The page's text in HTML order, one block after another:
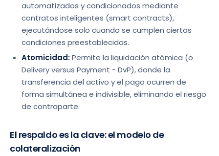
automatizados y condicionados mediante
contratos inteligentes (smart contracts),
ejecutándose solo cuando se cumplen ciertas
condiciones preestablecidas.
Atomicidad:Permite la liquidación atómica (o
Delivery versus Payment - DvP), donde la
transferencia del activo y el pago ocurren de
forma simultánea e indivisible, eliminando el riesgo
de contraparte.
El respaldo es la clave: el modelo de
colateralización